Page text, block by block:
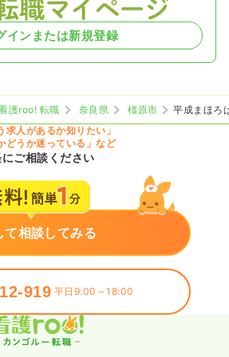
インまたは新規登録
護roo! 転職 奈良県 橿原市
平成まほろ
求人があるか知りたい」
どうか迷っている」など
ご相談ください
て相談してみる
919 平日9:00～18:00